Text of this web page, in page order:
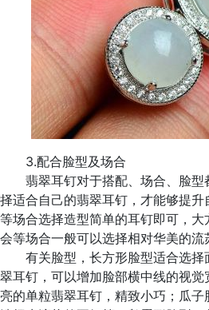
3.配合脸型及场合
翡翠耳钉对于搭配、场合、脸型
择适合自己的翡翠耳钉，才能够提
等场合选择造型简单的耳钉即可，
会等场合一般可以选择相对华美的流
有关脸型，长方形脸型适合选择
翠耳钉，可以增加脸部横中线的视
亮的单粒翡翠耳钉，精致小巧；瓜子